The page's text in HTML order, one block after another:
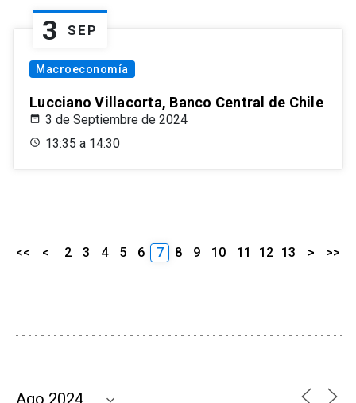
3 SEP
Macroeconomía
Lucciano Villacorta, Banco Central de Chile
3 de Septiembre de 2024
13:35 a 14:30
<< < 2 3 4 5 6 7 8 9 10 11 12 13 > >>